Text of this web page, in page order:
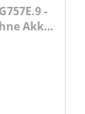
-
Akku